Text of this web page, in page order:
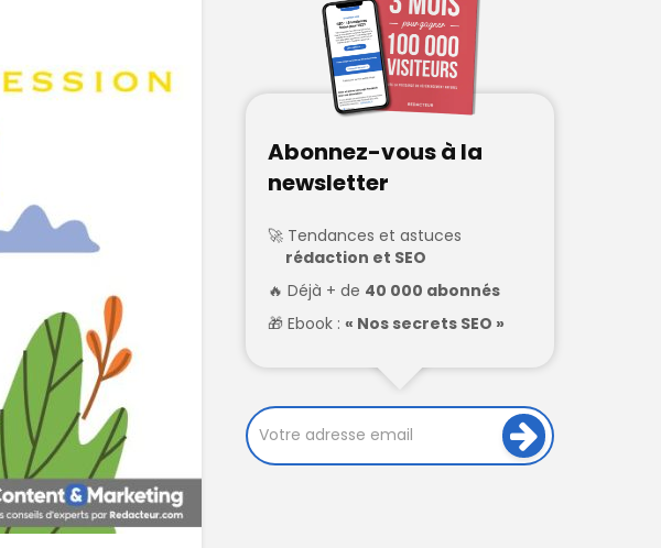
Abonnez-vous à la
newsletter
Tendances et astuces
rédaction et SEO
Déjà + de 40 000 abonnés
Ebook : « Nos secrets SEO »